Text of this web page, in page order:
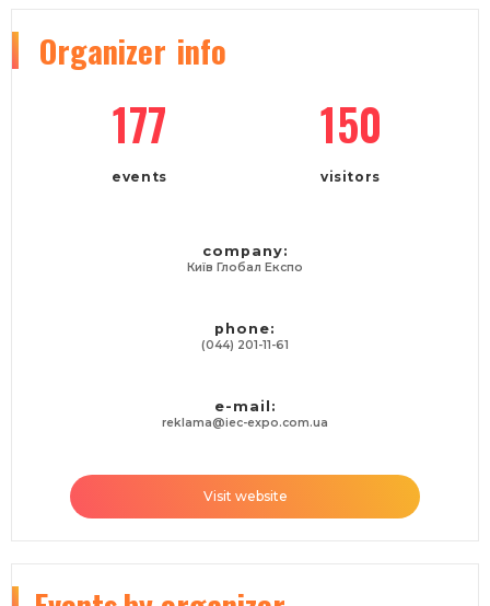
Organizer info
177
events
150
visitors
company:
Київ Глобал Експо
phone:
(044) 201-11-61
e-mail:
reklama@iec-expo.com.ua
Visit website